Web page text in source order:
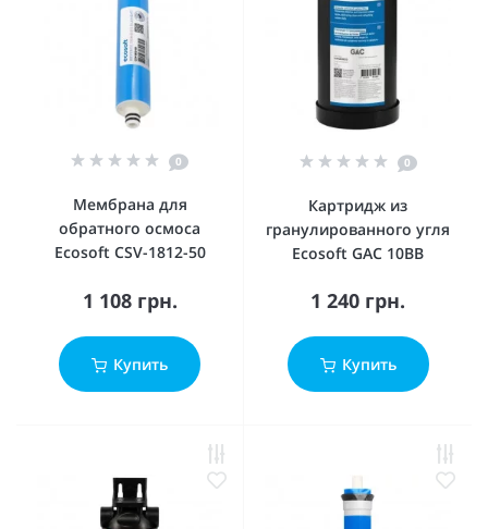
0
Мембрана для
обратного осмоса
Ecosoft CSV-1812-50
1 108 грн.
Купить
0
Картридж из
гранулированного угля
Ecosoft GAC 10BB
1 240 грн.
Купить